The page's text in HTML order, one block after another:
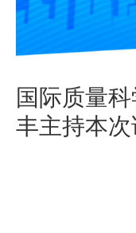
国际质量
丰主持本次